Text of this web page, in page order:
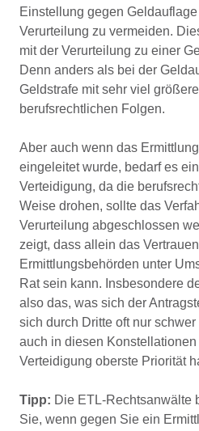
Einstellung gegen
Verurteilung zu vermeiden.
mit der Verurteilung zu einer
Denn anders als bei der
Geldstrafe mit sehr viel
berufsrechtlichen Folgen.
Aber auch wenn das
eingeleitet wurde, bedarf es
Verteidigung, da die
Weise drohen, sollte das
Verurteilung abgeschlossen
zeigt, dass allein das
Ermittlungsbehörden unter
Rat sein kann. Insbesondere
also das, was sich der
sich durch Dritte oft nur
auch in diesen
Verteidigung oberste Priorität
Tipp: Die ETL-Rechtsanwälte
Sie, wenn gegen Sie ein